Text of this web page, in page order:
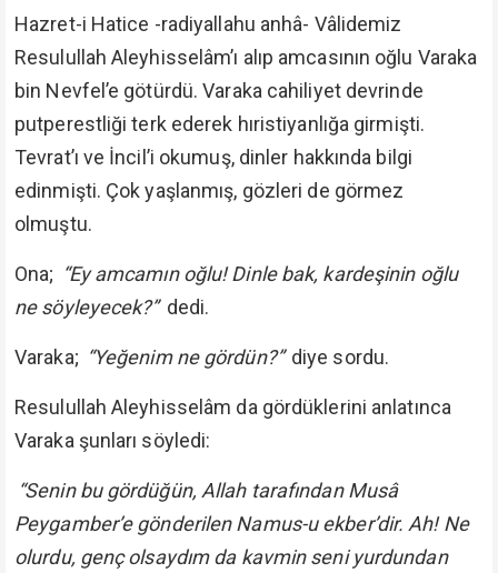
Hazret-i Hatice -radiyallahu anhâ- Vâlidemiz
Resulullah Aleyhisselâm’ı alıp amcasının oğlu Varaka
bin Nevfel’e götürdü. Varaka cahiliyet devrinde
putperestliği terk ederek hıristiyanlığa girmişti.
Tevrat’ı ve İncil’i okumuş, dinler hakkında bilgi
edinmişti. Çok yaşlanmış, gözleri de görmez
olmuştu.
Ona; “Ey amcamın oğlu! Dinle bak, kardeşinin oğlu
ne söyleyecek?” dedi.
Varaka; “Yeğenim ne gördün?”diye sordu.
Resulullah Aleyhisselâm da gördüklerini anlatınca
Varaka şunları söyledi:
“Senin bu gördüğün, Allah tarafından Musâ
Peygamber’e gönderilen Namus-u ekber’dir. Ah! Ne
olurdu, genç olsaydım da kavmin seni yurdundan